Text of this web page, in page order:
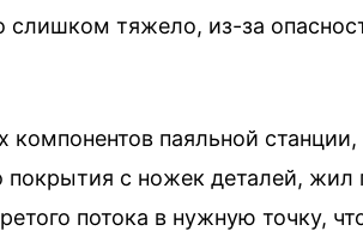
тяжело, из-за
паяльной
покрытия с ножек деталей,
потока в нужную точку,